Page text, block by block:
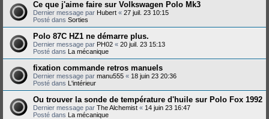
Ce que j'aime faire sur Volkswagen Polo Mk3
Dernier message par Hubert « 27 juil. 23 10:15
Posté dans Sorties
Polo 87C HZ1 ne démarre plus.
Dernier message par PH02 « 20 juil. 23 15:13
Posté dans La mécanique
fixation commande retros manuels
Dernier message par manu555 « 18 juin 23 20:36
Posté dans L'intérieur
Ou trouver la sonde de température d'huile sur Polo Fox 1992
Dernier message par The Alchemist « 14 juin 23 16:47
Posté dans La mécanique